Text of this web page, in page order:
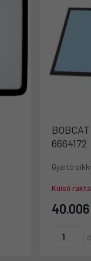
6664172
Gyártó
Külső